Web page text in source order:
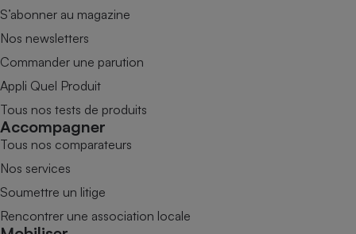
S’abonner au magazine
Nos newsletters
Commander une parution
Appli Quel Produit
Tous nos tests de produits
Accompagner
Tous nos comparateurs
Nos services
Soumettre un litige
Rencontrer une association locale